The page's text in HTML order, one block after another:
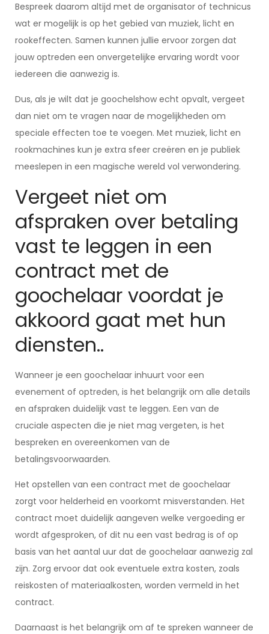
Bespreek daarom altijd met de organisator of technicus
wat er mogelijk is op het gebied van muziek, licht en
rookeffecten. Samen kunnen jullie ervoor zorgen dat
jouw optreden een onvergetelijke ervaring wordt voor
iedereen die aanwezig is.
Dus, als je wilt dat je goochelshow echt opvalt, vergeet
dan niet om te vragen naar de mogelijkheden om
speciale effecten toe te voegen. Met muziek, licht en
rookmachines kun je extra sfeer creëren en je publiek
meeslepen in een magische wereld vol verwondering.
Vergeet niet om
afspraken over betaling
vast te leggen in een
contract met de
goochelaar voordat je
akkoord gaat met hun
diensten..
Wanneer je een goochelaar inhuurt voor een
evenement of optreden, is het belangrijk om alle details
en afspraken duidelijk vast te leggen. Een van de
cruciale aspecten die je niet mag vergeten, is het
bespreken en overeenkomen van de
betalingsvoorwaarden.
Het opstellen van een contract met de goochelaar
zorgt voor helderheid en voorkomt misverstanden. Het
contract moet duidelijk aangeven welke vergoeding er
wordt afgesproken, of dit nu een vast bedrag is of op
basis van het aantal uur dat de goochelaar aanwezig zal
zijn. Zorg ervoor dat ook eventuele extra kosten, zoals
reiskosten of materiaalkosten, worden vermeld in het
contract.
Daarnaast is het belangrijk om af te spreken wanneer de